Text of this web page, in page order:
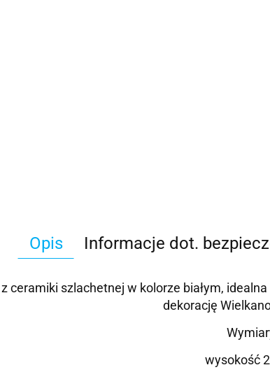
Opis Informacje dot.
ceramiki szlachetnej w kolorze białym,
dekorację
wysokość